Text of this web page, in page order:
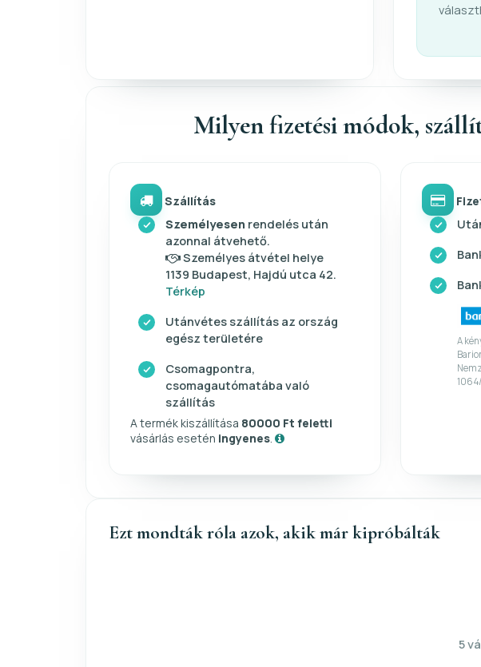
Milyen fizetési módok,
Szállítás
Személyesen rendelés után
azonnal átvehető.
Személyes átvétel helye
1139 Budapest, Hajdú utca 42.
Térkép
Utánvétes szállítás az ország
egész területére
Csomagpontra,
csomagautómatába való
szállítás
A termék kiszállítása 80000 Ft feletti
vásárlás esetén ingyenes.
A
Ezt mondták róla azok, akik már kipróbálták
5